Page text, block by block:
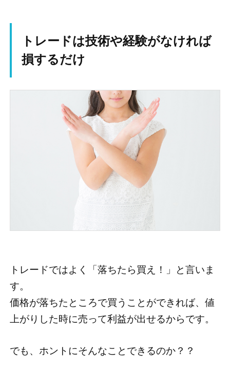
トレードは技術や経験がなければ
損するだけ
トレードではよく「落ちたら買え！」と言いま
す。
価格が落ちたところで買うことができれば、値
上がりした時に売って利益が出せるからです。
でも、ホントにそんなことできるのか？？